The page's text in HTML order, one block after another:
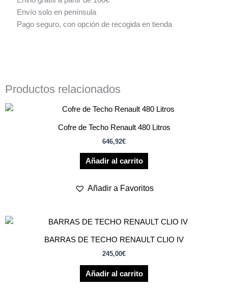
Envío solo en península
Pago seguro, con opción de recogida en tienda
Productos relacionados
Cofre de Techo Renault 480 Litros
646,92€
Añadir al carrito
Añadir a Favoritos
BARRAS DE TECHO RENAULT CLIO IV
245,00€
Añadir al carrito